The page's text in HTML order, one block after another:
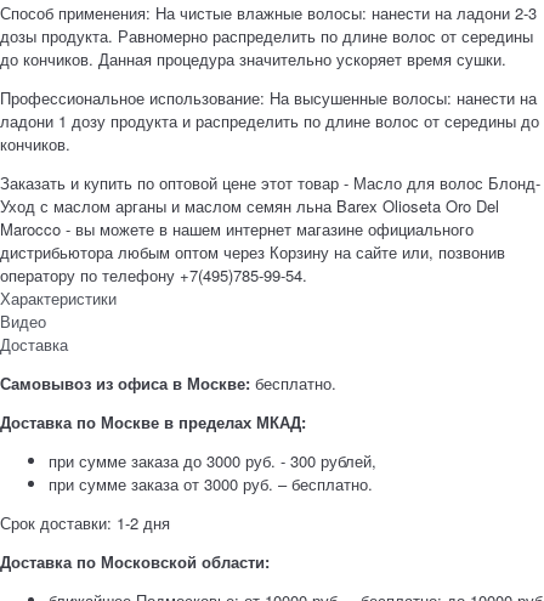
Способ применения: На чистые влажные волосы: нанести на ладони 2-3
дозы продукта. Равномерно распределить по длине волос от середины
до кончиков. Данная процедура значительно ускоряет время сушки.
Профессиональное использование: На высушенные волосы: нанести на
ладони 1 дозу продукта и распределить по длине волос от середины до
кончиков.
Заказать и купить по оптовой цене этот товар - Масло для волос Блонд-
Уход с маслом арганы и маслом семян льна Barex Olioseta Oro Del
Marocco - вы можете в нашем интернет магазине официального
дистрибьютора любым оптом через Корзину на сайте или, позвонив
оператору по телефону +7(495)785-99-54.
Характеристики
Видео
Доставка
Самовывоз из офиса в Москве: бесплатно.
Доставка по Москве в пределах МКАД:
при сумме заказа до 3000 руб. - 300 рублей,
при сумме заказа от 3000 руб. – бесплатно.
Срок доставки: 1-2 дня
Доставка по Московской области: